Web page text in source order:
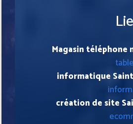
Magasin téléphone
informatique
création de site